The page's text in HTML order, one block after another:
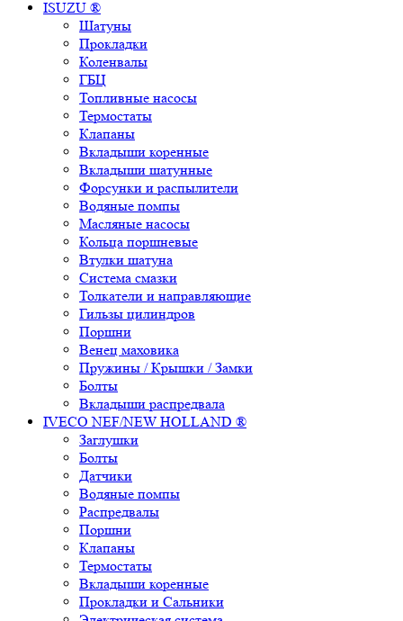
ISUZU ®
Шатуны
Прокладки
Коленвалы
ГБЦ
Топливные насосы
Термостаты
Клапаны
Вкладыши коренные
Вкладыши шатунные
Форсунки и распылители
Водяные помпы
Масляные насосы
Кольца поршневые
Втулки шатуна
Система смазки
Толкатели и направляющие
Гильзы цилиндров
Поршни
Венец маховика
Пружины / Крышки / Замки
Болты
Вкладыши распредвала
IVECO NEF/NEW HOLLAND ®
Заглушки
Болты
Датчики
Водяные помпы
Распредвалы
Поршни
Клапаны
Термостаты
Вкладыши коренные
Прокладки и Сальники